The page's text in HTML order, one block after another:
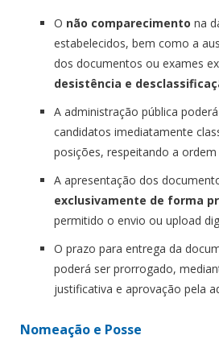
O não comparecimento na
estabelecidos, bem como a
dos documentos ou exames
desistência e
A administração pública
candidatos imediatamente
posições, respeitando a ordem
A apresentação dos
exclusivamente de forma
permitido o envio ou upload
O prazo para entrega da
poderá ser prorrogado,
justificativa e aprovação pela
Nomeação e Posse